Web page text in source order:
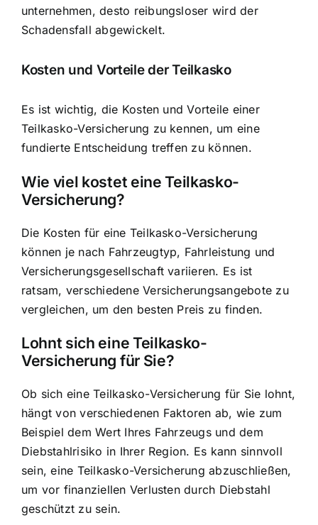
unternehmen, desto reibungsloser wird der
Schadensfall abgewickelt.
Kosten und Vorteile der Teilkasko
Es ist wichtig, die Kosten und Vorteile einer
Teilkasko-Versicherung zu kennen, um eine
fundierte Entscheidung treffen zu können.
Wie viel kostet eine Teilkasko-
Versicherung?
Die Kosten für eine Teilkasko-Versicherung
können je nach Fahrzeugtyp, Fahrleistung und
Versicherungsgesellschaft variieren. Es ist
ratsam, verschiedene Versicherungsangebote zu
vergleichen, um den besten Preis zu finden.
Lohnt sich eine Teilkasko-
Versicherung für Sie?
Ob sich eine Teilkasko-Versicherung für Sie lohnt,
hängt von verschiedenen Faktoren ab, wie zum
Beispiel dem Wert Ihres Fahrzeugs und dem
Diebstahlrisiko in Ihrer Region. Es kann sinnvoll
sein, eine Teilkasko-Versicherung abzuschließen,
um vor finanziellen Verlusten durch Diebstahl
geschützt zu sein.